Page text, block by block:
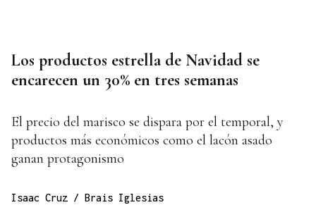
Los productos estrella de Navidad se
encarecen un 30% en tres semanas
El precio del marisco se dispara por el temporal, y
productos más económicos como el lacón asado
ganan protagonismo
Isaac Cruz / Brais Iglesias